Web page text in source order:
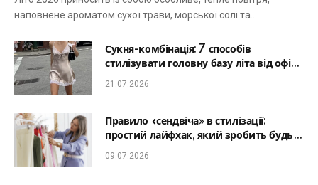
наповнене ароматом сухої трави, морської солі та…
Сукня-комбінація: 7 способів
стилізувати головну базу літа від офісу
до романтичної вечері
21.07.2026
Правило «сендвіча» в стилізації:
простий лайфхак, який зробить будь-
який образ гармонійним
09.07.2026